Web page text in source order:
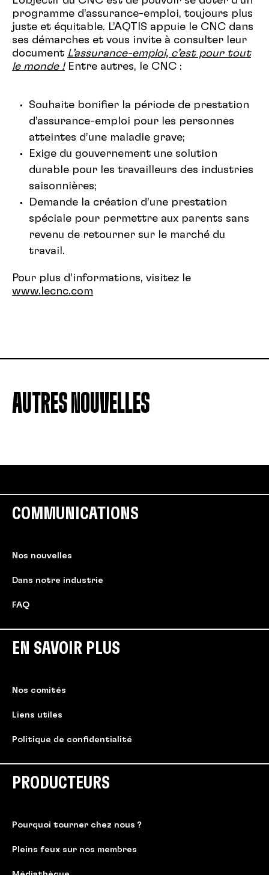
programme d’assurance-emploi, toujours plus
juste et équitable. L’AQTIS appuie le CNC dans
ses démarches et vous invite à consulter leur
document L’assurance-emploi, c’est pour tout
le monde !Entre autres, le CNC :
Souhaite bonifier la période de prestation
d’assurance-emploi pour les personnes
atteintes d’une maladie grave;
Exige du gouvernement une solution
durable pour les travailleurs des industries
saisonnières;
Demande la création d’une prestation
spéciale pour permettre aux parents sans
revenu de retourner sur le marché du
travail.
Pour plus d’informations, visitez le
www.lecnc.com
AUTRES NOUVELLES
COMMUNICATIONS
Nos nouvelles
Dans notre industrie
FAQ
EN SAVOIR PLUS
Nos comités
Liens utiles
Politique de confidentialité
PRODUCTEURS
Pourquoi tourner chez nous ?
Pleins feux sur nos membres